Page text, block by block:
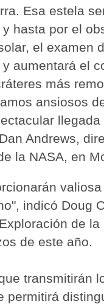
Esa estela
hasta por el
el examen
aumentará el
más
ansiosos
Andrews,
la NASA, en
indicó Doug
de
de este año.
transmitirán
permitirá